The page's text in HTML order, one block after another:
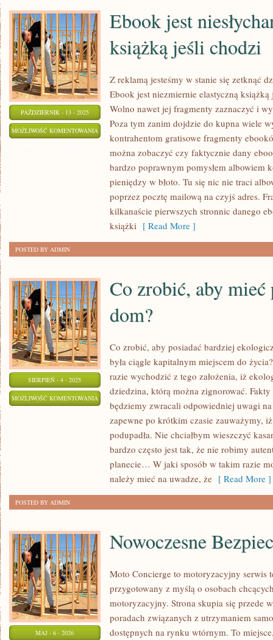
PAŹDZIERNIK - 13 - 2025
MOŻLIWOŚĆ KOMENTOWANIA
CHODZI
Ebook jest
książką jeśli chodzi
Z reklamą jesteśmy w stanie się zetknąć
Ebook jest niezmiernie elastyczną
Wolno nawet jej fragmenty zaznaczyć i
Poza tym zanim dojdzie do kupna wiele
kontrahentom gratisowe fragmenty
można zobaczyć czy faktycznie dany
bardzo poprawnym pomysłem albowiem
pieniędzy w błoto. Tu się nic nie traci
poprzez pocztę mailową na czyjś adres.
kilkanaście pierwszych stronnic danego
książki [ Read More ]
POSTED BY ADMIN
SIERPIEŃ - 4 - 2025
MOŻLIWOŚĆ KOMENTOWANIA
ZROBIĆ,
Co zrobić, aby
dom?
Co zrobić, aby posiadać bardziej
była ciągle kapitalnym miejscem do
razie wychodzić z tego założenia, iż
dziedzina, którą można zignorować.
będziemy zwracali odpowiedniej uwagi
zapewne po krótkim czasie zauważymy,
podupadła. Nie chciałbym wieszczyć
bardzo często jest tak, że nie robimy
planecie… W jaki sposób w takim razie
należy mieć na uwadze, że [ Read More ]
POSTED BY ADMIN
MAJ - 6 - 2026
Nowoczesne
Moto Concierge to motoryzacyjny serwis
przygotowany z myślą o osobach
motoryzacyjny. Strona skupia się przede
poradach związanych z utrzymaniem
dostępnych na rynku wtórnym. To